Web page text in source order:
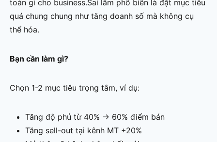
toán gì cho business.Sai lầm phổ biến là đặt mục tiêu
quá chung chung như tăng doanh số mà không cụ
thể hóa.
Bạn cần làm gì?
Chọn 1-2 mục tiêu trọng tâm, ví dụ:
Tăng độ phủ từ 40% → 60% điểm bán
Tăng sell-out tại kênh MT +20%